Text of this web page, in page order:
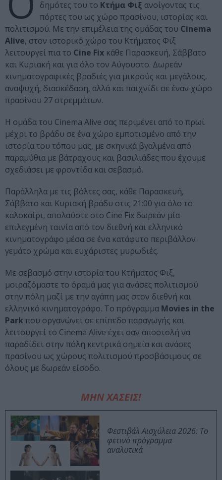
δημότες του το Κτήμα Φιξ ανοίγοντας τις
πόρτες του ως χώρο πρασίνου, ιστορίας και
πολιτισμού. Με την επιμέλεια της ομάδας του Cinema
Alive, στον ιστορικό χώρο του Κτήματος Φιξ
λειτουργεί πια το Cine Fix κάθε Παρασκευή, Σάββατο
και Κυριακή και για όλο τον Αύγουστο. Δωρεάν
κινηματογραφικές βραδιές για μικρούς και μεγάλους,
αναψυχή, διασκέδαση, αλλά και παιχνίδι σε έναν χώρο
πρασίνου 27 στρεμμάτων.
Η ομάδα του Cinema Alive σας περιμένει από το πρωί
μέχρι το βράδυ σε ένα χώρο εμποτισμένο από την
ιστορία του τόπου μας, με σκηνικά βγαλμένα από
παραμύθια με βάτραχους και βασιλιάδες που έχουμε
σχεδιάσει με φροντίδα και σεβασμό.
Παράλληλα με τις βόλτες σας, κάθε Παρασκευή,
Σάββατο και Κυριακή βράδυ στις 21:00 για όλο το
καλοκαίρι, απολαύστε στο Cine Fix δωρεάν μία
επιλεγμένη ταινία από τον διεθνή και ελληνικό
κινηματογράφο μέσα σε ένα κατάφυτο περιβάλλον
γεμάτο χρώμα και ευχάριστες μυρωδιές.
Mε σεβασμό στην ιστορία του Κτήματος Φιξ,
μοιραζόμαστε το όραμά μας για ανάσες πολιτισμού
στην πόλη μαζί με την αγάπη μας στον διεθνή και
ελληνικό κινηματογράφο. To πρόγραμμα Movies in the
Park που οργανώνει σε επίπεδο παραγωγής και
λειτουργεί το Cinema Alive έχει σαν αποστολή να
παραδίδει στην πόλη κεντρικά σημεία και ανάσες
πρασίνου ως χώρους πολιτισμού προσβάσιμους σε
όλους με δωρεάν είσοδο.
ΜΗΝ ΧΑΣΕΙΣ!
Φεστιβάλ Αισχύλεια 2026: Το
φετινό πρόγραμμα
αναλυτικά